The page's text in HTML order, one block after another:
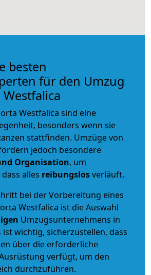
besten
für den Umzug
Westfalica sind eine
besonders wenn sie
stattfinden. Umzüge von
jedoch besondere
Organisation, um
alles reibungslosverläuft.
bei der Vorbereitung eines
Westfalica ist die Auswahl
Umzugsunternehmens in
ist wichtig, sicherzustellen, dass
über die erforderliche
verfügt, um den
durchzuführen.